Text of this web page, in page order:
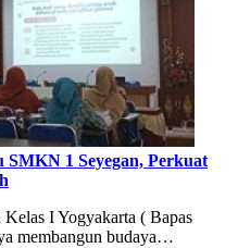
1 Seyegan, Perkuat
I Yogyakarta ( Bapas
membangun budaya…